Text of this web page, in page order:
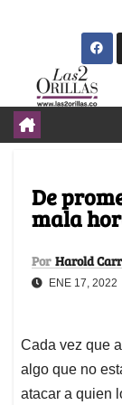
De
mala
Por Harold
ENE 17, 2022
Cada vez que
algo que no
atacar a quien